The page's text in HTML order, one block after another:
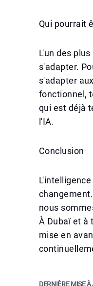
Qui pourrait
L'un des
s'adapter.
s'adapter
fonctionnel,
qui est déjà
l'IA.
Conclusion
nous
À Dubaï et à
mise en
DERNIÈRE MISE À